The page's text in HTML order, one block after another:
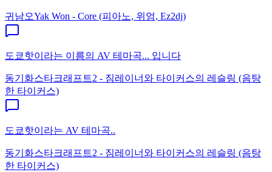
귀남오Yak Won - Core (피아노, 위엄, Ez2dj)
도쿄핫이라는 이름의 AV 테마곡... 입니다
동기화스타크래프트2 - 짐레이너와 타이커스의 레슬링 (음탕
한 타이커스)
도쿄핫이라는 AV 테마곡..
동기화스타크래프트2 - 짐레이너와 타이커스의 레슬링 (음탕
한 타이커스)